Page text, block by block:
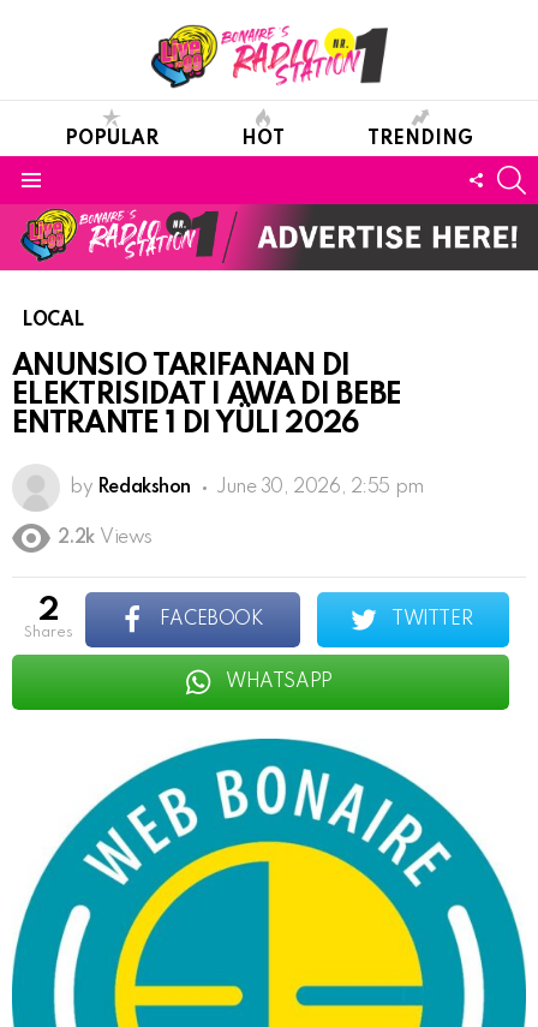
POPULAR HOT TRENDING
LOCAL
ANUNSIO TARIFANAN DI
ELEKTRISIDAT I AWA DI BEBE
ENTRANTE 1 DI YÜLI 2026
by Redakshon June 30, 2026, 2:55 pm
2.2k Views
2
shares
FACEBOOK TWITTER
WHATSAPP